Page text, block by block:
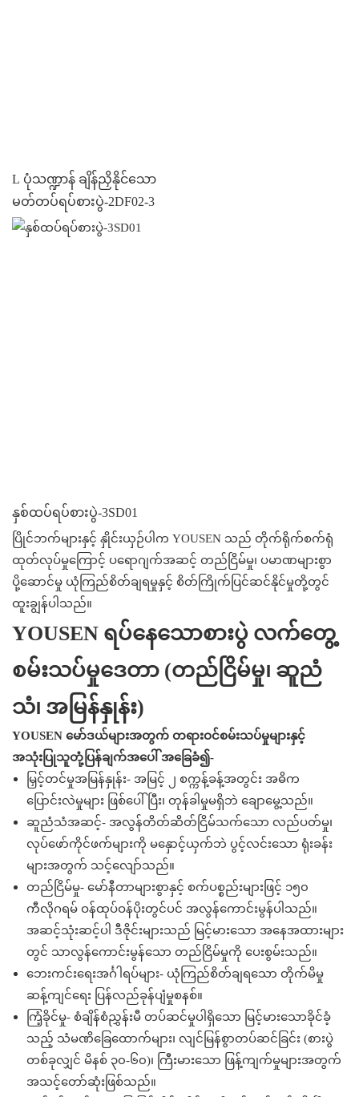
L ပုံသဏ္ဍာန် ချိန်ညှိနိုင်သော
မတ်တပ်ရပ်စားပွဲ-2DF02-3
နှစ်ထပ်ရပ်စားပွဲ-3SD01
ပြိုင်ဘက်များနှင့် နှိုင်းယှဉ်ပါက YOUSEN သည် တိုက်ရိုက်စက်ရုံ
ထုတ်လုပ်မှုကြောင့် ပရောဂျက်အဆင့် တည်ငြိမ်မှု၊ ပမာဏများစွာ
ပို့ဆောင်မှု ယုံကြည်စိတ်ချရမှုနှင့် စိတ်ကြိုက်ပြင်ဆင်နိုင်မှုတို့တွင်
ထူးချွန်ပါသည်။
YOUSEN ရပ်နေသောစားပွဲ လက်တွေ့
စမ်းသပ်မှုဒေတာ (တည်ငြိမ်မှု၊ ဆူညံ
သံ၊ အမြန်နှုန်း)
YOUSEN မော်ဒယ်များအတွက် တရားဝင်စမ်းသပ်မှုများနှင့်
အသုံးပြုသူတုံ့ပြန်ချက်အပေါ် အခြေခံ၍-
မြှင့်တင်မှုအမြန်နှုန်း- အမြင့် ၂ စက္ကန့်ခန့်အတွင်း အဓိက
ပြောင်းလဲမှုများ ဖြစ်ပေါ်ပြီး၊ တုန်ခါမှုမရှိဘဲ ချောမွေ့သည်။
ဆူညံသံအဆင့်- အလွန်တိတ်ဆိတ်ငြိမ်သက်သော လည်ပတ်မှု၊
လုပ်ဖော်ကိုင်ဖက်များကို မနှောင့်ယှက်ဘဲ ပွင့်လင်းသော ရုံးခန်း
များအတွက် သင့်လျော်သည်။
တည်ငြိမ်မှု- မော်နီတာများစွာနှင့် စက်ပစ္စည်းများဖြင့် ၁၅၀
ကီလိုဂရမ် ဝန်ထုပ်ဝန်ပိုးတွင်ပင် အလွန်ကောင်းမွန်ပါသည်။
အဆင့်သုံးဆင့်ပါ ဒီဇိုင်းများသည် မြင့်မားသော အနေအထားများ
တွင် သာလွန်ကောင်းမွန်သော တည်ငြိမ်မှုကို ပေးစွမ်းသည်။
ဘေးကင်းရေးအင်္ဂါရပ်များ- ယုံကြည်စိတ်ချရသော တိုက်မိမှု
ဆန့်ကျင်ရေး ပြန်လည်ခုန်ပျံမှုစနစ်။
ကြံ့ခိုင်မှု- စံချိန်စံညွှန်းမီ တပ်ဆင်မှုပါရှိသော မြင့်မားသောခိုင်ခံ့
သည့် သံမဏိခြေထောက်များ၊ လျင်မြန်စွာတပ်ဆင်ခြင်း (စားပွဲ
တစ်ခုလျှင် မိနစ် ၃၀-၆၀)၊ ကြီးမားသော ဖြန့်ကျက်မှုများအတွက်
အသင့်တော်ဆုံးဖြစ်သည်။